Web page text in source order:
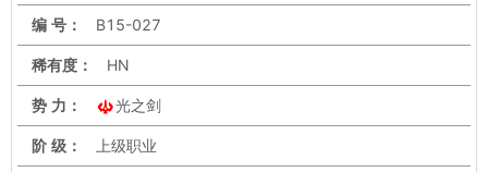
编 号： B15-027
稀有度： HN
势 力： 光之剑
阶 级： 上级职业